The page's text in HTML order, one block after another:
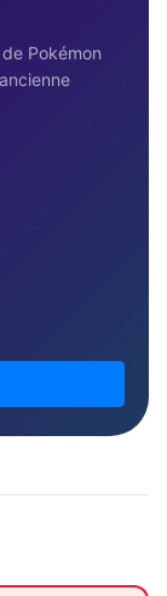
Pokémon